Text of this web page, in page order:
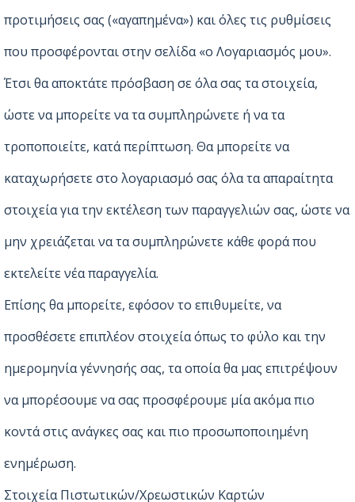
προτιμήσεις σας («αγαπημένα») και όλες τις ρυθμίσεις
που προσφέρονται στην σελίδα «ο Λογαριασμός μου».
Έτσι θα αποκτάτε πρόσβαση σε όλα σας τα στοιχεία,
ώστε να μπορείτε να τα συμπληρώνετε ή να τα
τροποποιείτε, κατά περίπτωση. Θα μπορείτε να
καταχωρήσετε στο λογαριασμό σας όλα τα απαραίτητα
στοιχεία για την εκτέλεση των παραγγελιών σας, ώστε να
μην χρειάζεται να τα συμπληρώνετε κάθε φορά που
εκτελείτε νέα παραγγελία.
Επίσης θα μπορείτε, εφόσον το επιθυμείτε, να
προσθέσετε επιπλέον στοιχεία όπως το φύλο και την
ημερομηνία γέννησής σας, τα οποία θα μας επιτρέψουν
να μπορέσουμε να σας προσφέρουμε μία ακόμα πιο
κοντά στις ανάγκες σας και πιο προσωποποιημένη
ενημέρωση.
Στοιχεία Πιστωτικών/Χρεωστικών Καρτών